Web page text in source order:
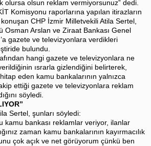
olursa olsun reklam vermiyorsunuz” dedi.
Komisyonu raporlarına yapılan itirazların
CHP İzmir Milletvekili Atila Sertel,
Osman Arslan ve Ziraat Bankası Genel
gazete ve televizyonlara verdikleri
bulundu.
hangi gazete ve televizyonlara ne
ısrarla gizlendiğini belirterek,
eden kamu bankalarının yalnızca
ettiği gazete ve televizyonlara reklam
söyledi.
Sertel, şunları söyledi:
kamu bankası reklamlar veriyor, ilanlar
zaman kamu bankalarının kayırmacılık
çok açık ve net görüyorum çünkü ben